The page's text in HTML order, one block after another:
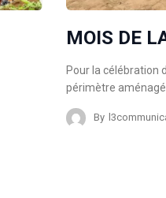
MOIS DE
Pour la célébration
périmètre
By